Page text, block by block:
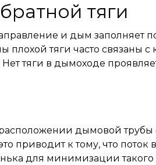
тяги
и дым
плохой тяги часто
тяги в дымоходе
дымовой
приводит к тому, что поток
для минимизации такого